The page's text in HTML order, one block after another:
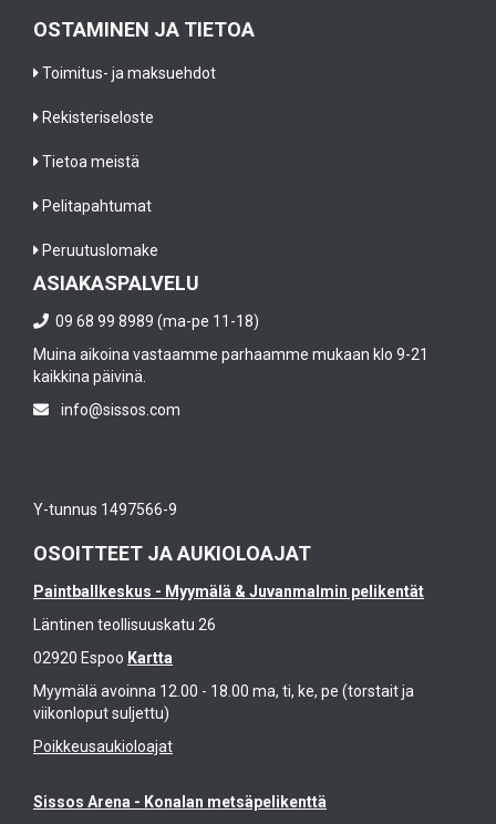
OSTAMINEN JA TIETOA
Toimitus- ja maksuehdot
Rekisteriseloste
Tietoa meistä
Pelitapahtumat
Peruutuslomake
ASIAKASPALVELU
09 68 99 8989 (ma-pe 11-18)
Muina aikoina vastaamme parhaamme mukaan klo 9-21
kaikkina päivinä.
info@sissos.com
Y-tunnus 1497566-9
OSOITTEET JA AUKIOLOAJAT
Paintballkeskus - Myymälä & Juvanmalmin pelikentät
Läntinen teollisuuskatu 26
02920 Espoo Kartta
Myymälä avoinna 12.00 - 18.00 ma, ti, ke, pe (torstait ja
viikonloput suljettu)
Poikkeusaukioloajat
Sissos Arena - Konalan metsäpelikenttä